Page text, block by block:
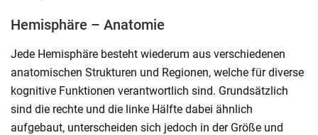
Hemisphäre – Anatomie
Jede Hemisphäre besteht wiederum aus verschiedenen
anatomischen Strukturen und Regionen, welche für diverse
kognitive Funktionen verantwortlich sind. Grundsätzlich
sind die rechte und die linke Hälfte dabei ähnlich
aufgebaut, unterscheiden sich jedoch in der Größe und